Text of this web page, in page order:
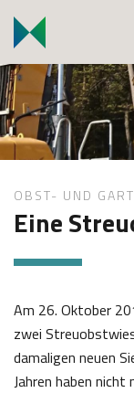
p
t
o
OBST- UND
Eine
Am 26. Oktober
zwei
damaligen neuen
Jahren haben